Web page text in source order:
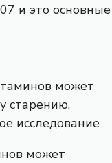
и это основные
может